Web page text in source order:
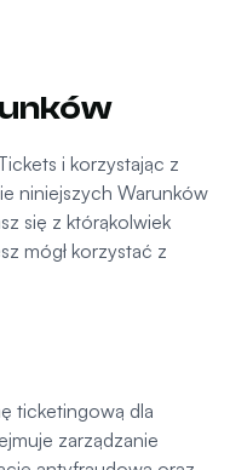
i korzystając z
niniejszych Warunków
się z którąkolwiek
mógł korzystać z
ticketingową dla
zarządzanie